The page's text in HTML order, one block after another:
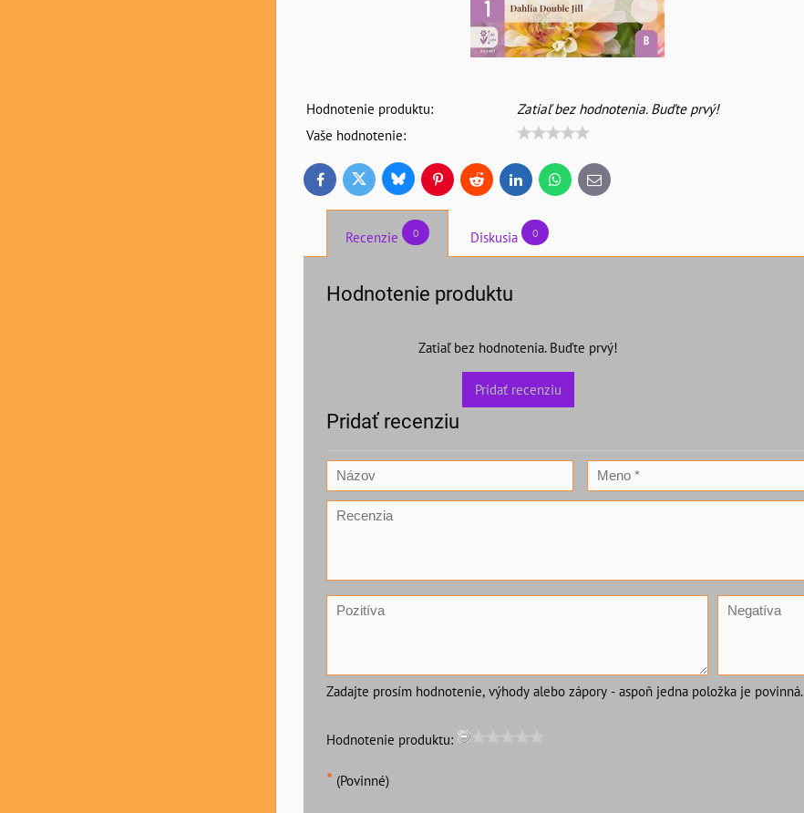
Hodnotenie produktu:
Zatiaľ bez hodnotenia. Buďte prvý!
Vaše hodnotenie:
FacebookTwitter BlueskyPinterestReddit LinkedInWhatsApp
E-
mail
Recenzie 0 Diskusia 0
Hodnotenie produktu
Zatiaľ bez hodnotenia. Buďte prvý!
Pridať recenziu
Pridať recenziu
Zadajte prosím hodnotenie, výhody alebo zápory - aspoň jedna položka je povinná.
Hodnotenie produktu:
* (Povinné)